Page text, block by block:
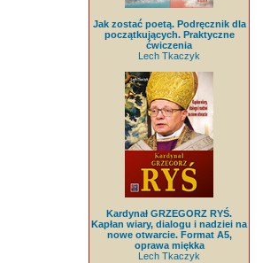
Jak zostać poetą. Podręcznik dla
początkujących. Praktyczne
ćwiczenia
Lech Tkaczyk
Kardynał GRZEGORZ RYŚ.
Kapłan wiary, dialogu i nadziei na
nowe otwarcie. Format A5,
oprawa miękka
Lech Tkaczyk